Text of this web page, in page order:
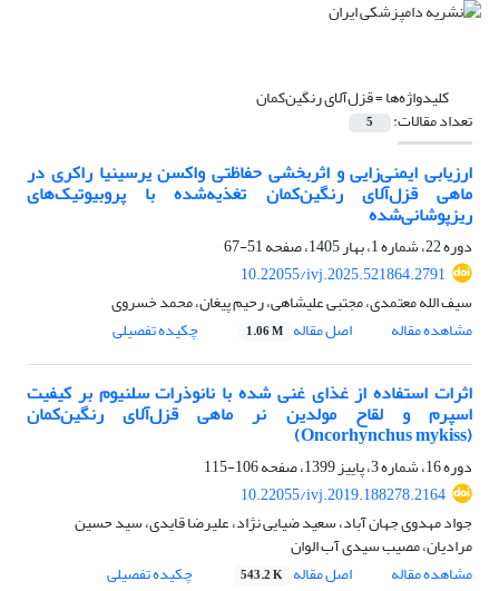
کلیدواژه‌ها =قزل‌آلای رنگین‌کمان
تعداد مقالات: 5
ارزیابی ایمنی‌زایی و اثربخشی حفاظتی واکسن یرسینیا راکری در
ماهی قزل‌آلای رنگین‌کمان تغذیه‌شده با پروبیوتیک‌های
ریزپوشانی‌شده
دوره 22، شماره 1، بهار 1405، صفحه
51-67
10.22055/ivj.2025.521864.2791
سیف الله معتمدی، مجتبی علیشاهی، رحیم پیغان، محمد خسروی
مشاهده مقاله
اصل مقاله 1.06 M چکیده تفصیلی
اثرات استفاده از غذای غنی شده با نانوذرات سلنیوم بر کیفیت
اسپرم و لقاح مولدین نر ماهی قزل‌آلای رنگین‌کمان
(Oncorhynchus mykiss)
دوره 16، شماره 3، پاییز 1399، صفحه
106-115
10.22055/ivj.2019.188278.2164
جواد مهدوی جهان آباد، سعید ضیایی نژاد، علیرضا قایدی، سید حسین
مرادیان، مصیب سیدی آب الوان
مشاهده مقاله
اصل مقاله 543.2 K چکیده تفصیلی